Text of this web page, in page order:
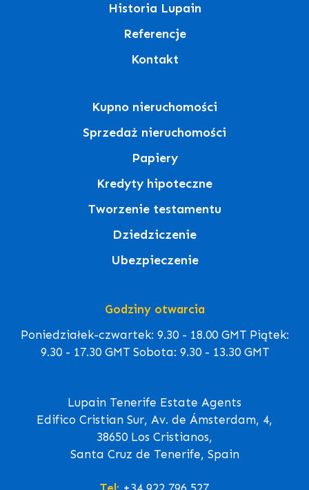
Historia Lupain
Referencje
Kontakt
Kupno nieruchomości
Sprzedaż nieruchomości
Papiery
Kredyty hipoteczne
Tworzenie testamentu
Dziedziczenie
Ubezpieczenie
Godziny otwarcia
Poniedziałek-czwartek: 9.30 - 18.00 GMT Piątek:
9.30 - 17.30 GMT Sobota: 9.30 - 13.30 GMT
Lupain Tenerife Estate Agents
Edifico Cristian Sur, Av. de Ámsterdam, 4,
38650 Los Cristianos,
Santa Cruz de Tenerife, Spain